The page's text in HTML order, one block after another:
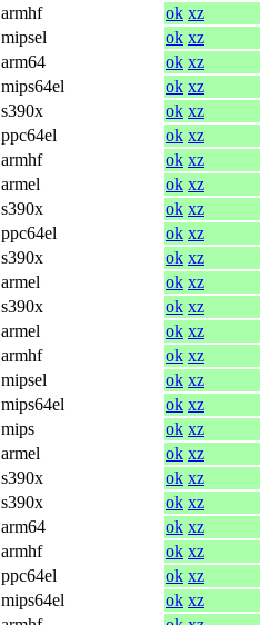
armhf ok xz
mipsel ok xz
arm64 ok xz
mips64el ok xz
s390x ok xz
ppc64el ok xz
armhf ok xz
armel ok xz
s390x ok xz
ppc64el ok xz
s390x ok xz
armel ok xz
s390x ok xz
armel ok xz
armhf ok xz
mipsel ok xz
mips64el ok xz
mips ok xz
armel ok xz
s390x ok xz
s390x ok xz
arm64 ok xz
armhf ok xz
ppc64el ok xz
mips64el ok xz